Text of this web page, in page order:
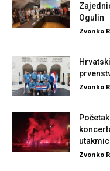
Ogulin
Zvonko
Zvonko
Zvonko